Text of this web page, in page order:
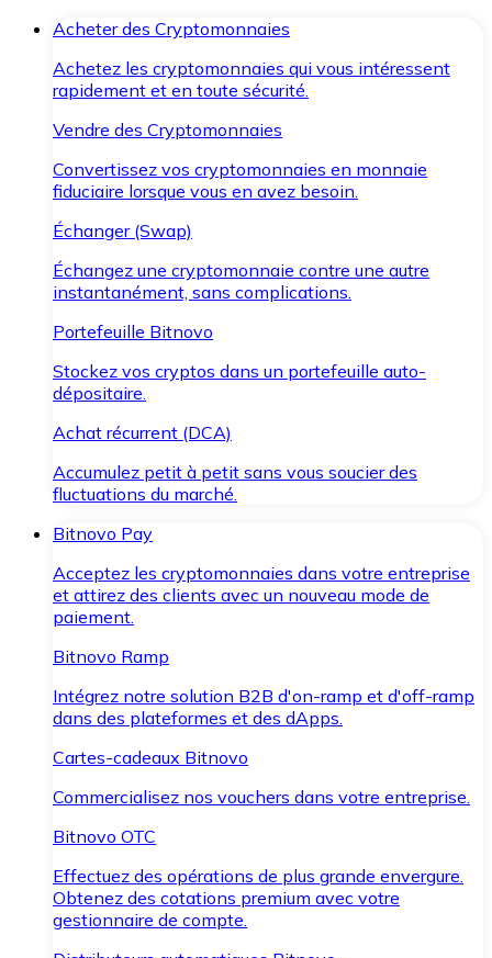
Acheter des Cryptomonnaies
Achetez les cryptomonnaies qui vous intéressent
rapidement et en toute sécurité.
Vendre des Cryptomonnaies
Convertissez vos cryptomonnaies en monnaie
fiduciaire lorsque vous en avez besoin.
Échanger (Swap)
Échangez une cryptomonnaie contre une autre
instantanément, sans complications.
Portefeuille Bitnovo
Stockez vos cryptos dans un portefeuille auto-
dépositaire.
Achat récurrent (DCA)
Accumulez petit à petit sans vous soucier des
fluctuations du marché.
Bitnovo Pay
Acceptez les cryptomonnaies dans votre entreprise
et attirez des clients avec un nouveau mode de
paiement.
Bitnovo Ramp
Intégrez notre solution B2B d'on-ramp et d'off-ramp
dans des plateformes et des dApps.
Cartes-cadeaux Bitnovo
Commercialisez nos vouchers dans votre entreprise.
Bitnovo OTC
Effectuez des opérations de plus grande envergure.
Obtenez des cotations premium avec votre
gestionnaire de compte.